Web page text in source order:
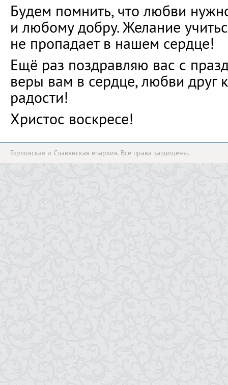
Будем помнить, что любви
и любому добру. Желание
не пропадает в нашем сердце!
Ещё раз поздравляю вас с
веры вам в сердце, любви друг
радости!
Христос воскресе!
Горловская и Славянская епархия. Все права защищены.